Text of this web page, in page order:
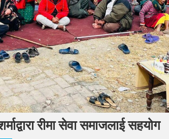
रीमा सेवा समाजलाई सहयोग